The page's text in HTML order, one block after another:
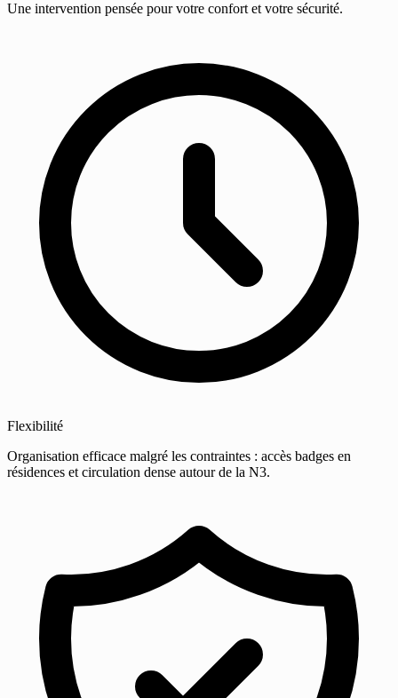
Une intervention pensée pour votre confort et votre sécurité.
Flexibilité
Organisation efficace malgré les contraintes : accès badges en
résidences et circulation dense autour de la N3.